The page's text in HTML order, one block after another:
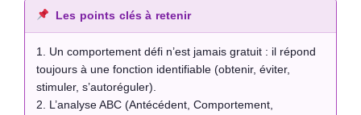
Les points clés à retenir
1. Un comportement défi n’est jamais gratuit : il répond
toujours à une fonction identifiable (obtenir, éviter,
stimuler, s’autoréguler).
2. L’analyse ABC (Antécédent, Comportement,